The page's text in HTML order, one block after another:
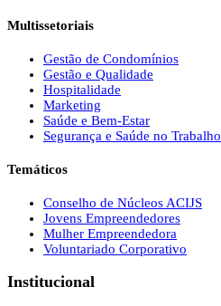
Multissetoriais
Gestão de Condomínios
Gestão e Qualidade
Hospitalidade
Marketing
Saúde e Bem-Estar
Segurança e Saúde no Trabalho
Temáticos
Conselho de Núcleos ACIJS
Jovens Empreendedores
Mulher Empreendedora
Voluntariado Corporativo
Institucional